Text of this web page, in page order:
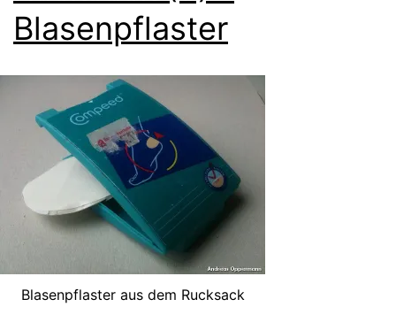
Blasenpflaster
Blasenpflaster aus dem Rucksack